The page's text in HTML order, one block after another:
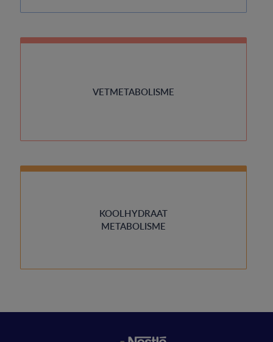
VETMETABOLISME
KOOLHYDRAAT
METABOLISME